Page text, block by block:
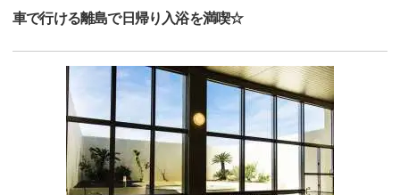
車で行ける離島で日帰り入浴を満喫☆